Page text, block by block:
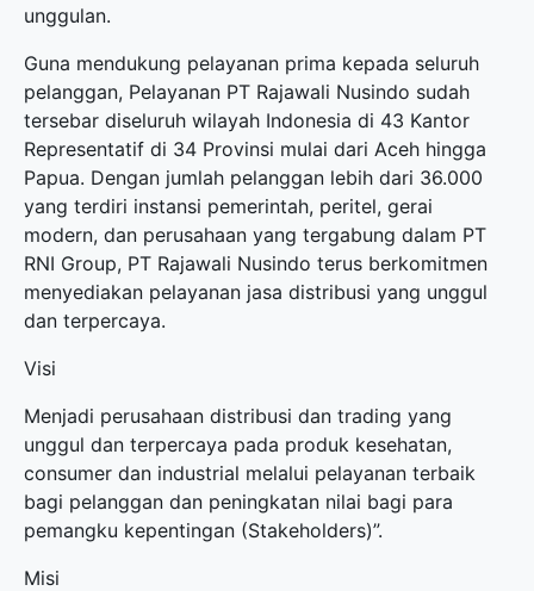
unggulan.
Guna mendukung pelayanan prima kepada seluruh
pelanggan, Pelayanan PT Rajawali Nusindo sudah
tersebar diseluruh wilayah Indonesia di 43 Kantor
Representatif di 34 Provinsi mulai dari Aceh hingga
Papua. Dengan jumlah pelanggan lebih dari 36.000
yang terdiri instansi pemerintah, peritel, gerai
modern, dan perusahaan yang tergabung dalam PT
RNI Group, PT Rajawali Nusindo terus berkomitmen
menyediakan pelayanan jasa distribusi yang unggul
dan terpercaya.
Visi
Menjadi perusahaan distribusi dan trading yang
unggul dan terpercaya pada produk kesehatan,
consumer dan industrial melalui pelayanan terbaik
bagi pelanggan dan peningkatan nilai bagi para
pemangku kepentingan (Stakeholders)”.
Misi